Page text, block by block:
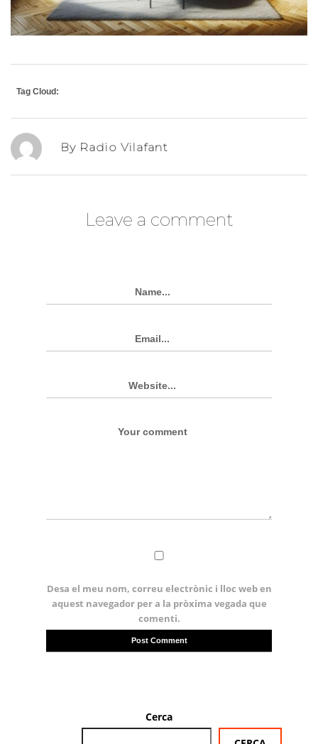
Tag Cloud:
By Radio Vilafant
Leave a comment
Desa el meu nom, correu electrònic i lloc web en
aquest navegador per a la pròxima vegada que
comenti.
Cerca